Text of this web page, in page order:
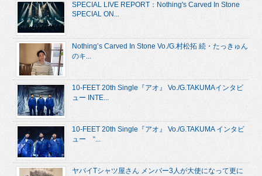
SPECIAL LIVE REPORT：Nothing's Carved In Stone
SPECIAL ON...
Nothing’s Carved In Stone Vo./G.村松拓 続・たっきゅん
のキ...
10-FEET 20th Single『アオ』 Vo./G.TAKUMAインタビ
ュー INTE...
10-FEET 20th Single『アオ』 Vo./G.TAKUMA インタビ
ュー “...
ヤバイTシャツ屋さん メンバー3人が大使になって更に